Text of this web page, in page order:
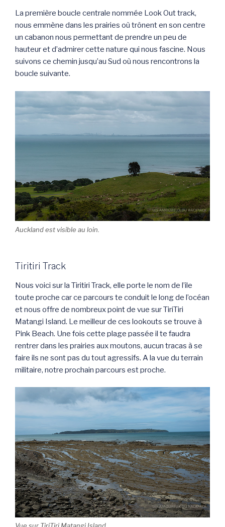
La première boucle centrale nommée Look Out track,
nous emmène dans les prairies où trônent en son centre
un cabanon nous permettant de prendre un peu de
hauteur et d’admirer cette nature qui nous fascine. Nous
suivons ce chemin jusqu’au Sud où nous rencontrons la
boucle suivante.
Auckland est visible au loin.
Tiritiri Track
Nous voici sur la Tiritiri Track, elle porte le nom de l’ile
toute proche car ce parcours te conduit le long de l’océan
et nous offre de nombreux point de vue sur TiriTiri
Matangi Island. Le meilleur de ces lookouts se trouve à
Pink Beach. Une fois cette plage passée il te faudra
rentrer dans les prairies aux moutons, aucun tracas à se
faire ils ne sont pas du tout agressifs. A la vue du terrain
militaire, notre prochain parcours est proche.